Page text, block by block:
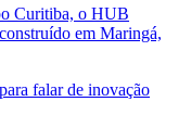
Curitiba, o HUB
em Maringá,